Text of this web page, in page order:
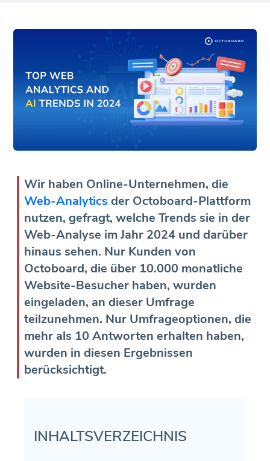
Wir haben Online-Unternehmen, die
Web-Analytics der Octoboard-Plattform
nutzen, gefragt, welche Trends sie in der
Web-Analyse im Jahr 2024 und darüber
hinaus sehen. Nur Kunden von
Octoboard, die über 10.000 monatliche
Website-Besucher haben, wurden
eingeladen, an dieser Umfrage
teilzunehmen. Nur Umfrageoptionen, die
mehr als 10 Antworten erhalten haben,
wurden in diesen Ergebnissen
berücksichtigt.
INHALTSVERZEICHNIS